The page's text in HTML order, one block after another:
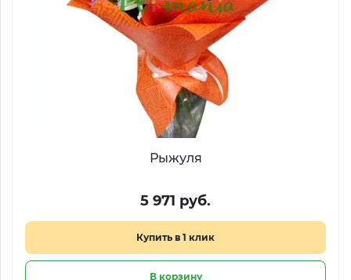
Рыжуля
5 971 руб.
Купить в 1 клик
В корзину